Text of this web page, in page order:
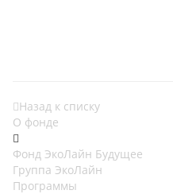
Назад к списку
О фонде
Фонд ЭкоЛайн Будущее
Группа ЭкоЛайн
Программы